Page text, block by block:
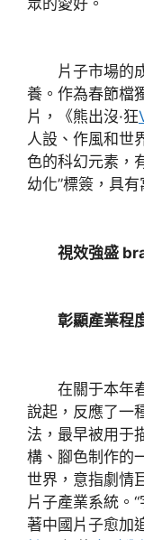
片子市場的成
養。作為春節檔
片，《熊出沒·狂
人設、作風和世
色的科幻元素，
幼化”標簽，具
視效強盛
彰顯產業程
在關于本年春
說起，反應了一
法，最早被用于
構、腳色制作的
世界，意指劇情
片子產業系統。
著中國片子愈加